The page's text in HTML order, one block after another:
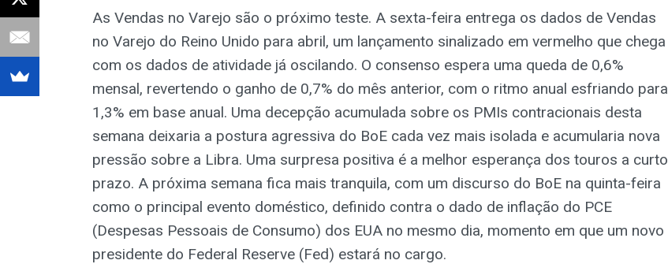
As Vendas no Varejo são o próximo teste. A sexta-feira entrega os dados de Vendas
no Varejo do Reino Unido para abril, um lançamento sinalizado em vermelho que chega
com os dados de atividade já oscilando. O consenso espera uma queda de 0,6%
mensal, revertendo o ganho de 0,7% do mês anterior, com o ritmo anual esfriando para
1,3% em base anual. Uma decepção acumulada sobre os PMIs contracionais desta
semana deixaria a postura agressiva do BoE cada vez mais isolada e acumularia nova
pressão sobre a Libra. Uma surpresa positiva é a melhor esperança dos touros a curto
prazo. A próxima semana fica mais tranquila, com um discurso do BoE na quinta-feira
como o principal evento doméstico, definido contra o dado de inflação do PCE
(Despesas Pessoais de Consumo) dos EUA no mesmo dia, momento em que um novo
presidente do Federal Reserve (Fed) estará no cargo.